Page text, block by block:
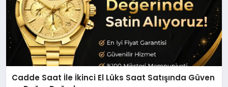
Cadde Saat İle İkinci El Lüks Saat Satışında Güven